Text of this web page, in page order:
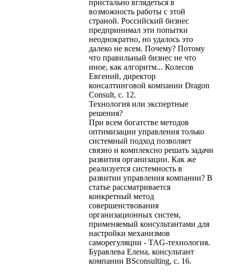
пристально вглядеться в
возможность работы с этой
страной. Российский бизнес
предпринимал эти попытки
неоднократно, но удалось это
далеко не всем. Почему? Потому
что правильный бизнес не что
иное, как алгоритм... Колесов
Евгений, директор
консалтинговой компании Dragon
Consult, с. 12.
Технология или экспертные
решения?
При всем богатстве методов
оптимизации управления только
системный подход позволяет
связно и комплексно решать задачи
развития организации. Как же
реализуется системность в
развитии управления компании? В
статье рассматривается
конкретный метод
совершенствования
организационных систем,
применяемый консультантами для
настройки механизмов
саморегуляции - TAG-технология.
Буравлева Елена, консультант
компании BSconsulting, с. 16.